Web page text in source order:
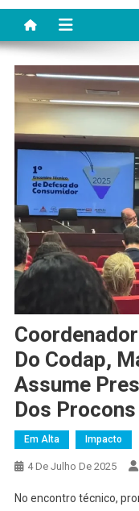
Do Codap,
Assume
Dos
Em Alta Impacto
4 De Julho De 2025
No encontro técnico,